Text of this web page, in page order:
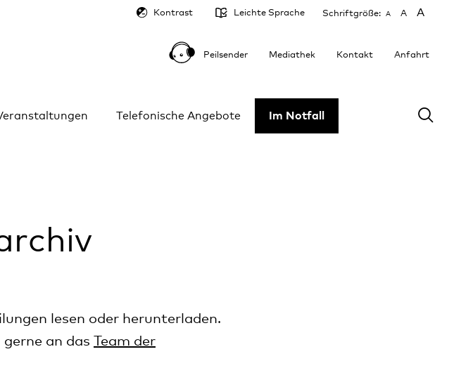
Telefonische Angebote Im Notfall
Schriftgröße: A A A
Leichte Sprache
Kontrast
Anfahrt
Kontakt
Mediathek
Peilsender
lesen oder herunterladen.
gerne an das
Team der